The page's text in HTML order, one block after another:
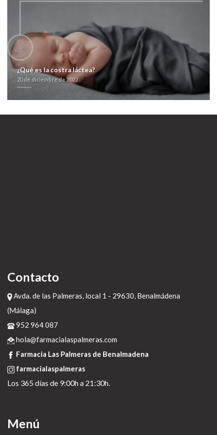
¿Qué es la costra láctea?
20 de diciembre de 2022
Contacto
Avda. de las Palmeras, local 1 - 29630, Benalmádena
(Málaga)
952 964 087
hola@farmacialaspalmeras.com
Farmacia Las Palmeras de Benalmadena
farmacialaspalmeras
Los 365 días de 9:00h a 21:30h.
Menú